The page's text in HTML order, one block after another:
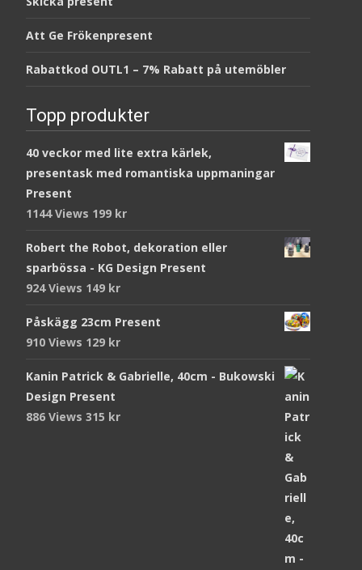
Att Ge Frökenpresent
Rabattkod OUTL1 – 7% Rabatt på utemöbler
Topp produkter
40 veckor med lite extra kärlek,
presentask med romantiska uppmaningar
Present
1144 Views 199 kr
Robert the Robot, dekoration eller
sparbössa - KG Design Present
924 Views 149 kr
Påskägg 23cm Present
910 Views 129 kr
Kanin Patrick & Gabrielle, 40cm - Bukowski
Design Present
886 Views 315 kr